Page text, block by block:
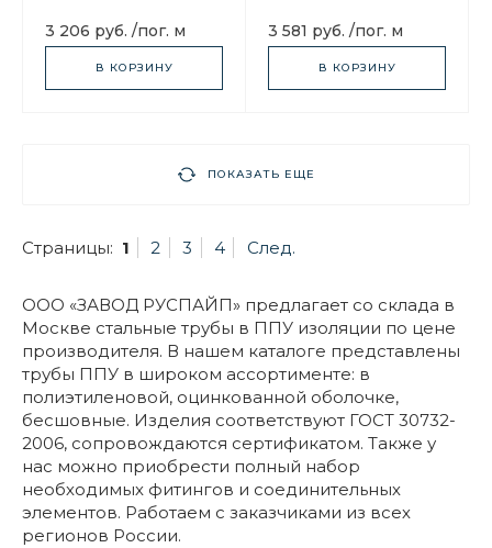
3 206 руб. /пог. м
В КОРЗИНУ
3 581 руб. /пог. м
В КОРЗИНУ
ПОКАЗАТЬ ЕЩЕ
Страницы: 1 2 3 4 След.
ООО «ЗАВОД РУСПАЙП» предлагает со склада в
Москве стальные трубы в ППУ изоляции по цене
производителя. В нашем каталоге представлены
трубы ППУ в широком ассортименте: в
полиэтиленовой, оцинкованной оболочке,
бесшовные. Изделия соответствуют ГОСТ 30732-
2006, сопровождаются сертификатом. Также у
нас можно приобрести полный набор
необходимых фитингов и соединительных
элементов. Работаем с заказчиками из всех
регионов России.